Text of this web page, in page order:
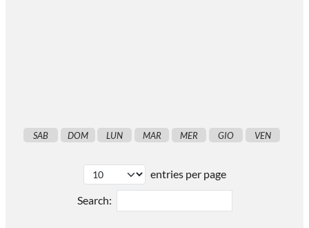
SAB DOM LUN MAR MER GIO VEN
entries per page
Search: